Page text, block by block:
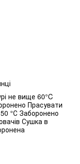
не вище 60°C
Прасувати
°С Заборонено
Сушка в